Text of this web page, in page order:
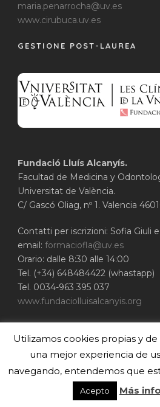
maria.penarrocha@uv.es
www.cirubuca.uv.es
GESTIONE POST-LAUREA
Fundació Lluís Alcanyís.
Facultad de Medicina y
Universitat de València.
C/ Gascó Oliag, nº 1. Valencia
Contatti per iscrizioni: Sofia Giuli
email: formaciofla@uv.es
Orario: dalle 8:30 alle 14:00
Tel. (+34) 648484422 (whastapp)
Tel. 0034-963 395 037
www.fundaciolluisalcanyis.org
ValenciaUniversitat de València
www.adeituv.es
Utilizamos cookies propias y
una mejor experiencia de
navegando, entendemos que
Acepto Más